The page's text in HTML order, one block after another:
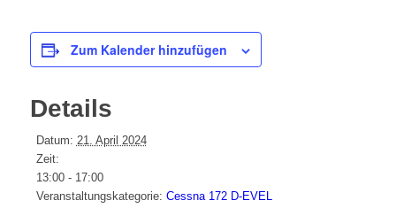
Zum Kalender hinzufügen
Details
Datum: 21. April 2024
Zeit:
13:00 - 17:00
Veranstaltungskategorie: Cessna 172 D-EVEL